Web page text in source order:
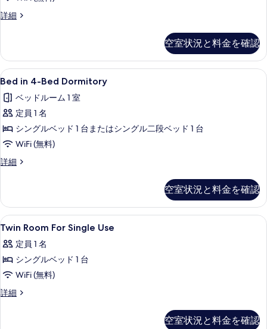
す
ー
の
す
べ
て
の
写
真
を
す
る
詳細
ベ
ク
ル
ー
の
詳
空室状況と料金を確認
Bed
in
4-
Bed
Dormitory
の
す
の
写
真
を
表
示
す
Bed in 4-Bed Dormitory | 1 室のベッ
1
Bed in 4-Bed Dormitory
ベッドルーム 1 室
定員 1 名
シングルベッド 1 台またはシングル二段ベッド 1 台
WiFi (無料)
詳細
Bed
Dormitory
の
詳
空室状況と料金を確認
Twin
Room
For
Single
Use
の
1 室のベッドルーム、防音設備、WiFi
5
Twin Room For Single Use
定員 1 名
シングルベッド 1 台
WiFi (無料)
詳細
Twin
空室状況と料金を確認